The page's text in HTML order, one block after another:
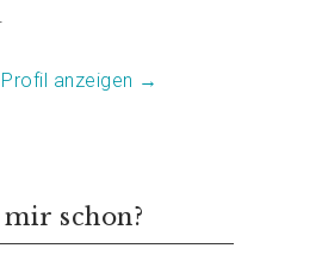
anzeigen →
schon?